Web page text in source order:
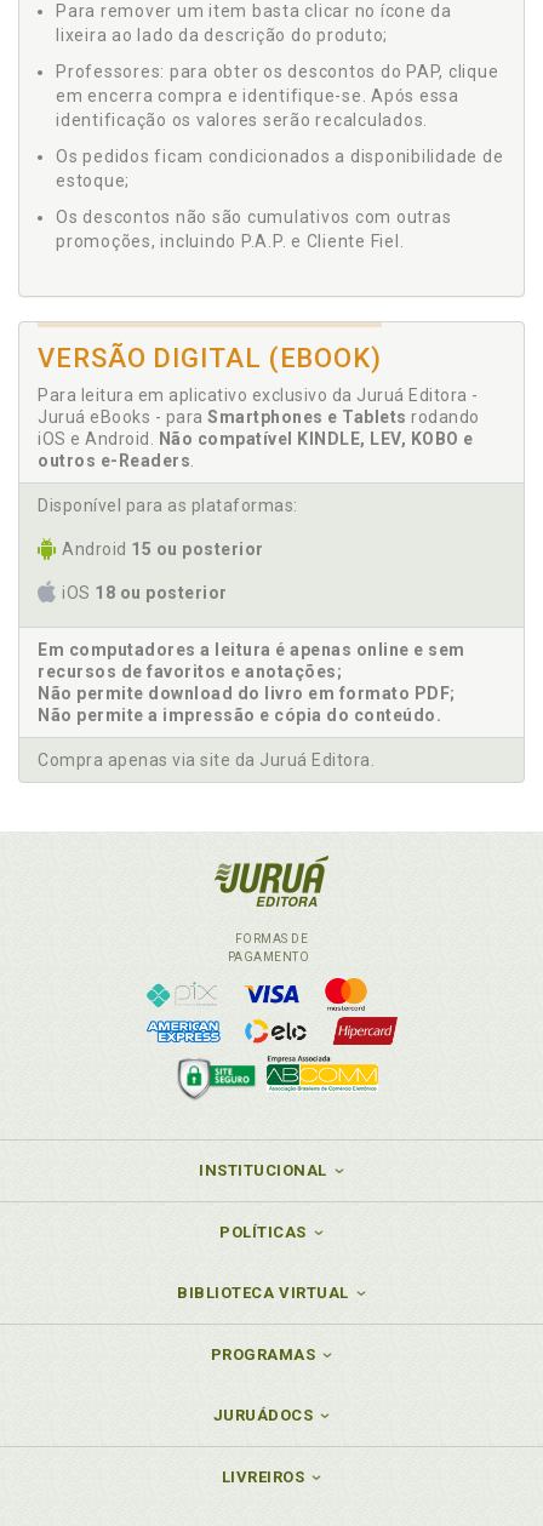
Para remover um item basta clicar no ícone da
lixeira ao lado da descrição do produto;
Professores: para obter os descontos do PAP, clique
em encerra compra e identifique-se. Após essa
identificação os valores serão recalculados.
Os pedidos ficam condicionados a disponibilidade de
estoque;
Os descontos não são cumulativos com outras
promoções, incluindo P.A.P. e Cliente Fiel.
VERSÃO DIGITAL (EBOOK)
Para leitura em aplicativo exclusivo da Juruá Editora -
Juruá eBooks - para Smartphones e Tablets rodando
iOS e Android.
Não compatível KINDLE, LEV, KOBO e
outros e-Readers
Disponível para as plataformas:
Android 15 ou posterior
iOS 18 ou posterior
Em computadores a leitura é apenas online e sem
recursos de favoritos e anotações;
Não permite download do livro em formato PDF;
Não permite a impressão e cópia do conteúdo.
Compra apenas via site da Juruá Editora.
FORMAS DE
PAGAMENTO
INSTITUCIONAL
POLÍTICAS
BIBLIOTECA VIRTUAL
PROGRAMAS
JURUÁDOCS
LIVREIROS